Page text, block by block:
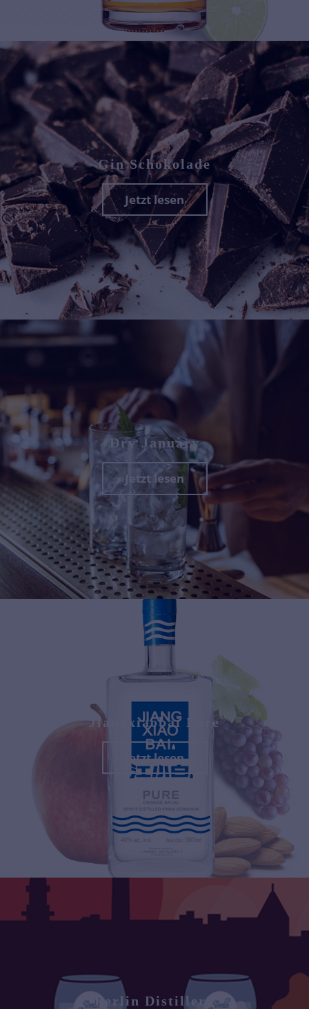
Gin Schokolade
Jetzt lesen
Dry January
Jetzt lesen
Jiangxiaobai Pure
Jetzt lesen
Berlin Distillery